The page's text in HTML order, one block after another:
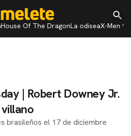
House Of The DragonLa odiseaX-Men 97
| Robert Downey Jr.
brasileños el 17 de diciembre